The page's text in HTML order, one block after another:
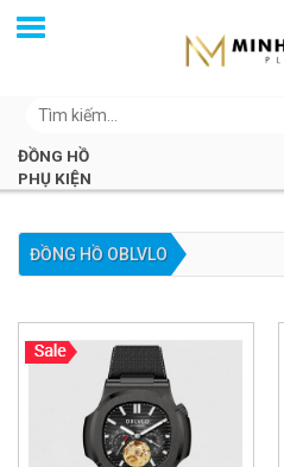
ĐỒNG HỒ
PHỤ KIỆN
ĐỒNG HỒ OBLVLO